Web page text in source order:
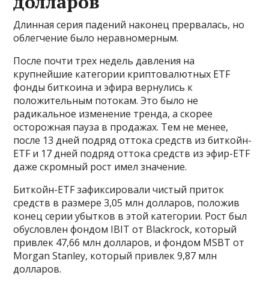
Длинная серия падений наконец прервалась, но
облегчение было неравномерным.
После почти трех недель давления на
крупнейшие категории криптовалютных ETF
фонды биткоина и эфира вернулись к
положительным потокам. Это было не
радикальное изменение тренда, а скорее
осторожная пауза в продажах. Тем не менее,
после 13 дней подряд оттока средств из биткойн-
ETF и 17 дней подряд оттока средств из эфир-ETF
даже скромный рост имел значение.
Биткойн-ETF зафиксировали чистый приток
средств в размере 3,05 млн долларов, положив
конец серии убытков в этой категории. Рост был
обусловлен фондом IBIT от Blackrock, который
привлек 47,66 млн долларов, и фондом MSBT от
Morgan Stanley, который привлек 9,87 млн
долларов.